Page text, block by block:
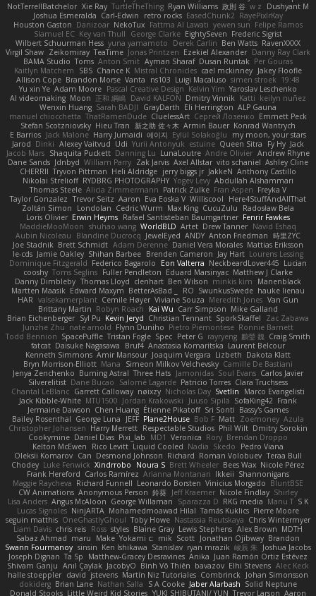
NotTerrellBatchelor Xie Ray TurtleTheThing Ryan Williams 政則 谷 w z
Dushyant M
Joshua Esmeralda Carl-Edwin retro rocks EasedChunk2 RayePixlrKay
Houston Gaston Danizoar NekoTux Fattma Al Lawati yewen sun Felipe Ramos
Slamuel EC Key van Thull George Clarke EightySeven Frederic Sigrist
Wilbert Schuurman Hess yuna yamamoto Derek Carlin Ben Watts RavenXXXX
Virgil Shaw Zeikomiray TeaTime Jonas Printzen Ezekiel Alexander Danny Ray Clark
BAMA Studio Toms Anton Smit Ayman Sharaf Dusan Runtak Per Gouras
Kaitlyn Matchem
SBS Chance K Mistral Chronicles cael mckinney Jakey Floofle
Allison Cope Brandon Morse Vanta ns103 Luigi Macaluso simen stroek 19:48
Yu xin Ye Adam Moore Pascal Creative Design Kelvin Yim Yaroslav Leschenko
AI videomaking Moon 正和 綱嶋 David KALFON Dmitry Vinnik Katti keilyn nuñez
Wenxin Huang Sarah BADJI GrayDarth Eli Herrington ALP Gauna
manuel chiocchetta ThatRamenDude CluelessArt Cергей Лозенко Emmett Peck
Stefan Scotzniovsky Hieu Tran 新之助 佐々木 Armin Bauer Konrad Wantrych
E Barrios Jack Malone Harry Jumaidi 에이지 Eylül Solakoğlu
my moon, your stars
Jarod Dinki Alexey Vaitvud Udi Yurii Antonyuk estuine Queen Sitra Fy Hy Jack
Jacob Mars Shaquita Puckett Danning Lu LunaLoutre Andre Olivier Andrew Rhyne
Dane Sands Jdnbyd William Parry Zak Jarvis Axel Allstar vito schaniel Ashley Cline
CHERRII Tryvon Pittman Heli Aldridge jerry biggs jr JakkeN Anthony Castillo
Nikolai Strelioff RYDBRG PHOTOGRAPHY Yogev Levy Abdullah Alshammari
Thomas Steele Alicia Zimmermann Patrick Zulke Fran Aspen Freyka V
Taylor Gonzalez Trevor Seitz Aaron Eva Eoska V Williscool
Here4StuffAndAllThat
Zoltán Simon
Londolan Cedric Wurm Max King CucuZulu
Radosław Bela
Loris Olivier Erwin Heyms Rafael Santisteban Baumgartner Fenrir Fawkes
MaddieMooMoon shuhao wang WorldBLD Artet Drew Tanner Navid Eshaq
Aubin Nicoleau
Blandine Ducrocq JewelEyed ANDY Anton Friedman 時里ZYC
Joe Stadnik Brett Schmidt Adam Derenne Daniel Vera Morales Mattias Eriksson
le-cds Jamie Oakley Shihan Barbee Brenden Cameron Jay Hart Lourens Lessing
Dominique Fitzgerald Federico Bagarolo Eon Valterra NeckbeardLover445 Lucian
cooshy Toms Seglins Fuller Pendleton Eduard Marsinyac Matthew J Clarke
Danny Dimbleby Thomas Lloyd clenhart Ben Wilson minkis kim
Manenblack
Martten Maasik Edward Maxym BetterAsBad _ RO SwunkusSwede hauke lienau
HAR valsekamerplant Cemile Høyer Viviane Souza Meredith Jones Van Gun
Brittany Martin Robyn Roach Kai Wu Carr Simpson Mike Galland
Brian Eichenberger Syl Pu Kevin Jeryd Christian Tennant SporkSkaffel
Zac Zabawa
Junzhe Zhu nate arnold Flynn Duniho Pietro Piemontese Ronnie Barnett
Todd Bennion SpacePuffle Tristan Fogle Spec Peter G rayryeng 鸝瑩 魏 Craig Smith
fatcat Daisuke Nagasawa Bruf4 Anastasia Komaritska Laurent Belcour
Kenneth Simmons Amir Mansour Joaquim Vergara Lizbeth Dakota Klatt
Bryn Morrison-Elliott Mana Simeon Milkov Velchevsky Camille De Bastiani
Jenya Zenchenko Burning Astral Three Hats Jamonidas Soul Evans Carlos Javier
Silverelitist Dane Bucao Salomé Lagarde Patricio Torres Clara Truchsess
Chantal LeBlanc Garrett Calloway nøixzy Nicholas Day Svetlin
Marco Evangelisti
Jack Kibble-White MTU1500 Jordan Krakowski Juuso Sipilä SofaKing42 Frank
Jermaine Dawson Chen Huang Étienne Pikatoff Sri Sonti Bassy's Games
Bailey Rosenthal George Luna JEFF Plane2House Bob F Matt Zoemoney Azula
Christopher Johansen Harry Merrett Respectable Studios Phil Wilt Dmitry Sorokin
Cookymine Daniel Dias Pixi_lab MD1 Veronica Rory Brendan Droppo
Kelton McEwen
Rico Levitt Liquid Cooled Nadia Skedo
Pedro Viana
Oleksii Komarov Can Desmond Johnson Richard Roman Volobuev Teraa Bull
Chodey Luke Fenwick Xindrrobo Noura S Brett Wheeler Bees Wax Nicole Pérez
Frank Hereford Carlos Ramírez Arianna Montanari Ikkeii Shannonigans
Maggie Raycheva Richard Funnell Leonardo Borsten Vinicius Morgado BluntBSE
CW Animations Anonymous Person 鈴葵 Jeff Kraemer Nicole Findlay Shirley
Lisa Anders Angus McAloon George Willaman Sparazza D RKG media Manu T S K
Lucas Signoles NinjARTA Mohamedmoawad Hilal Tamás Kuklics Pierre Moore
seguin matthis OneGhastlyGhoul Toby Howe Nastassia Reutskaya Chris Wintermyer
Liam Davis chris reis Ross styles Blaine Gray Lewis Stephens Alex Brown MDTH
Sabaz Ahmad maru Make Yokami c: mik Scott Jonathan Ojibway Brandon
Swann Fourmanoy sinsin Ken Ishikawa Stanislav ryan mrazik 峻辰 朱
Joshua Jacobs
Joseph Dignan Ta Sp Matthew-Gracey Desravines Anika Juan Ramón Ortiz Estévez
Shivam Ganju Anıl Çaylak JacobyO Bình Võ Thiên bavazov Elhi Stevens Alec Keck
halle stoeppler david jstevens Martín Niz Tutoriales Combrinck Johan Simonsson
dokiderg Brian Lane Nathan Salla S A Cooke Jaber Alarbash Solid Neptune
Donald Stooks Little Weird Kid Stories YUKI SHIBUTANI/ YUN Trevor Larson Aaron